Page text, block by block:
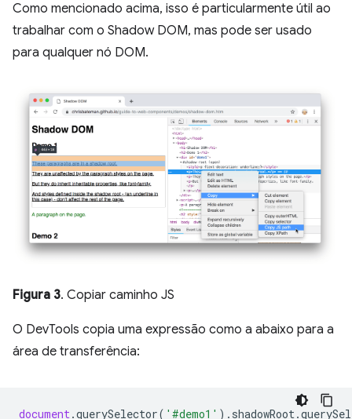
Como mencionado acima, isso é particularmente útil ao
trabalhar com o Shadow DOM, mas pode ser usado
para qualquer nó DOM.
Figura 3. Copiar caminho JS
O DevTools copia uma expressão como a abaixo para a
área de transferência:
document.querySelector( '#demo1' ). shadowRoot.